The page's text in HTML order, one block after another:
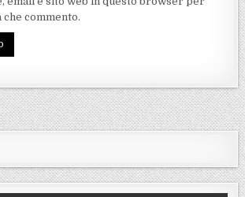
commento.